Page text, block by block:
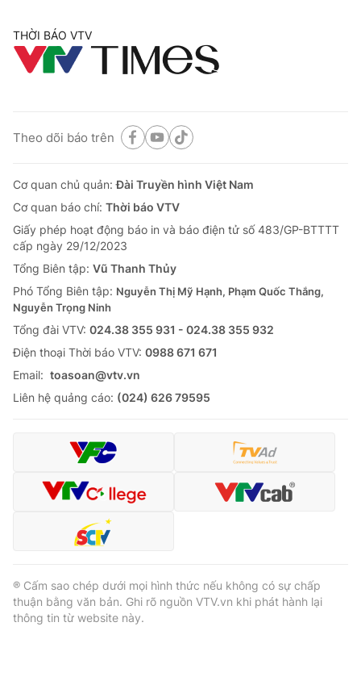
THỜI BÁO VTV
Theo dõi báo trên
Cơ quan chủ quản:Đài Truyền hình Việt Nam
Cơ quan báo chí: Thời báo VTV
Giấy phép hoạt động báo in và báo điện tử số 483/GP-BTTTT
cấp ngày 29/12/2023
Tổng Biên tập: Vũ Thanh Thủy
Phó Tổng Biên tập: Nguyễn Thị Mỹ Hạnh, Phạm Quốc Thắng,
Nguyễn Trọng Ninh
Tổng đài VTV: 024.38 355 931 - 024.38 355 932
Ðiện thoại Thời báo VTV: 0988 671 671
Email: toasoan@vtv.vn
Liên hệ quảng cáo: (024) 626 79595
® Cấm sao chép dưới mọi hình thức nếu không có sự chấp
thuận bằng văn bản. Ghi rõ nguồn VTV.vn khi phát hành lại
thông tin từ website này.